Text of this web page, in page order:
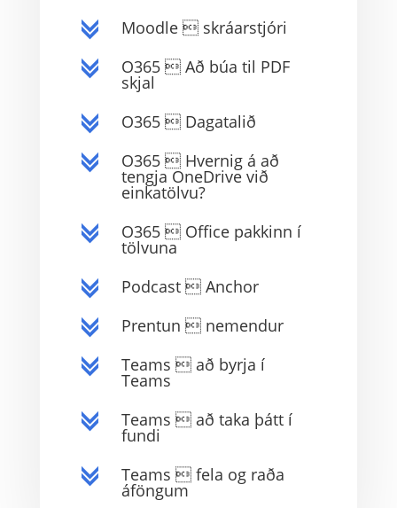
c Moodle  skráarstjóri
c O365  Að búa til PDF
skjal
c O365  Dagatalið
c O365  Hvernig á að
tengja OneDrive við
einkatölvu?
c O365  Office pakkinn í
tölvuna
c Podcast  Anchor
c Prentun  nemendur
c Teams  að byrja í
Teams
c Teams  að taka þátt í
fundi
c Teams  fela og raða
áföngum